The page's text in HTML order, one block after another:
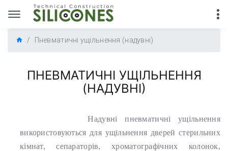
Пневматичні ущільнення (надувні)
ПНЕВМАТИЧНІ УЩІЛЬНЕННЯ
(НАДУВНІ)
Надувні пневматичні ущільнення
використовуються для ущільнення дверей стерильних
кімнат, сепараторів, хроматографічних колонок,